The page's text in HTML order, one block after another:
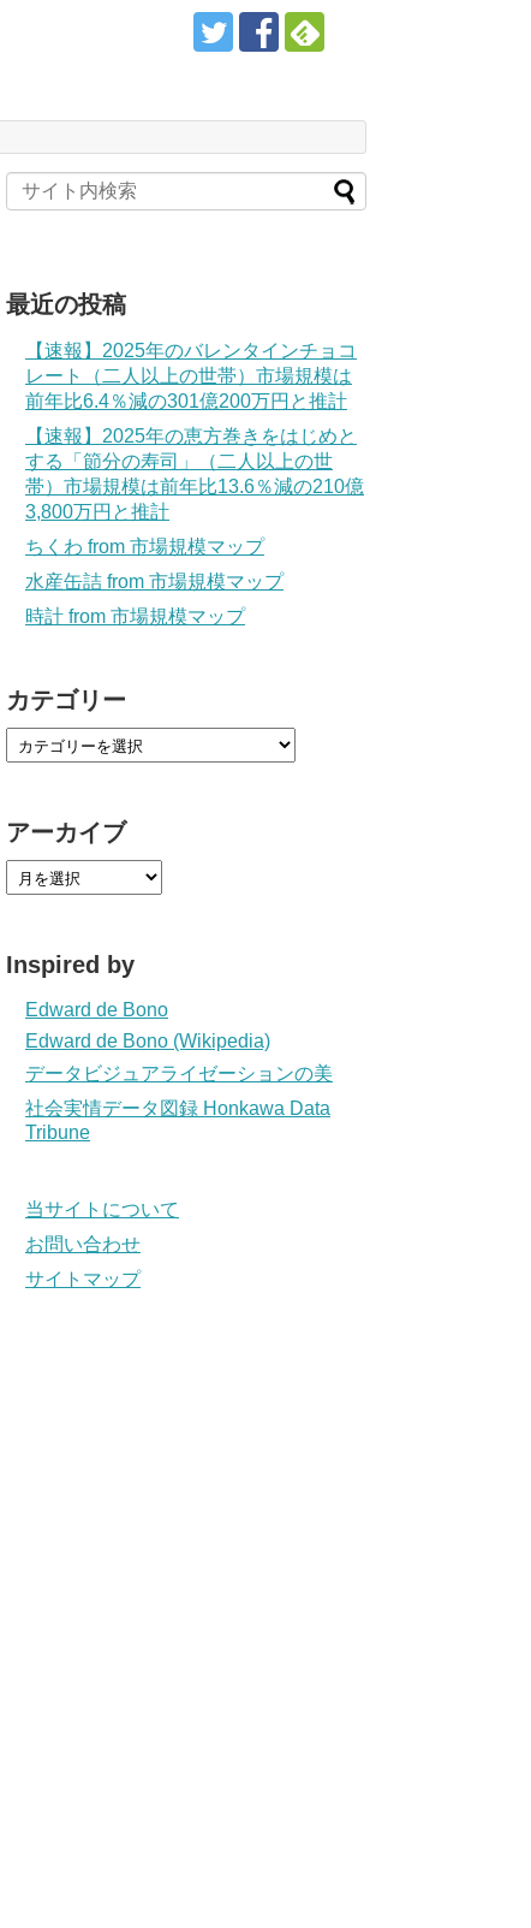
最近の投稿
【速報】2025年のバレンタインチョコ
レート（二人以上の世帯）市場規模は
前年比6.4％減の301億200万円と推計
【速報】2025年の恵方巻きをはじめと
する「節分の寿司」（二人以上の世
帯）市場規模は前年比13.6％減の210億
3,800万円と推計
ちくわ from 市場規模マップ
水産缶詰 from 市場規模マップ
時計 from 市場規模マップ
カテゴリー
アーカイブ
Inspired by
Edward de Bono
Edward de Bono (Wikipedia)
データビジュアライゼーションの美
社会実情データ図録 Honkawa Data
Tribune
当サイトについて
お問い合わせ
サイトマップ